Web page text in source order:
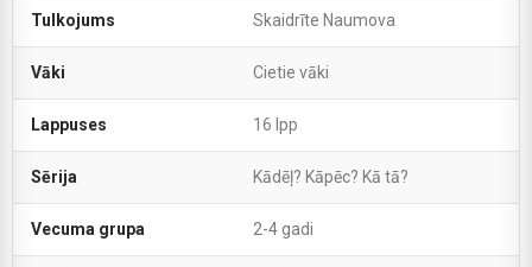
Tulkojums Skaidrīte Naumova
Vāki Cietie vāki
Lappuses 16 lpp
Sērija Kādēļ? Kāpēc? Kā tā?
Vecuma grupa 2-4 gadi